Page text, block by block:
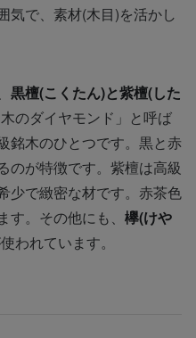
気で、素材(木目)を活かし
黒檀(こくたん)と紫檀(した
のダイヤモンド」と呼ば
銘木のひとつです。黒と赤
のが特徴です。紫檀は高級
少で緻密な材です。赤茶色
。その他にも、 欅(けや
われています。